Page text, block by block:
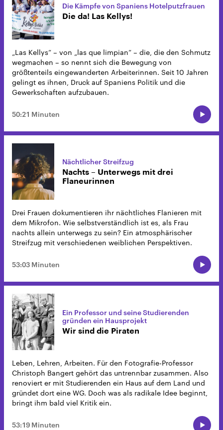
Die Kämpfe von Spaniens Hotelputzfrauen
Die da! Las Kellys!
„Las Kellys“ – von „las que limpian“ – die, die den Schmutz
wegmachen – so nennt sich die Bewegung von
größtenteils eingewanderten Arbeiterinnen. Seit 10 Jahren
gelingt es ihnen, Druck auf Spaniens Politik und die
Gewerkschaften aufzubauen.
50:21 Minuten
Nächtlicher Streifzug
Nachts – Unterwegs mit drei
Flaneurinnen
Drei Frauen dokumentieren ihr nächtliches Flanieren mit
dem Mikrofon. Wie selbstverständlich ist es, als Frau
nachts allein unterwegs zu sein? Ein atmosphärischer
Streifzug mit verschiedenen weiblichen Perspektiven.
53:03 Minuten
Ein Professor und seine Studierenden
gründen ein Hausprojekt
Wir sind die Piraten
Leben, Lehren, Arbeiten. Für den Fotografie-Professor
Christoph Bangert gehört das untrennbar zusammen. Also
renoviert er mit Studierenden ein Haus auf dem Land und
gründet dort eine WG. Doch was als radikale Idee beginnt,
bringt ihm bald viel Kritik ein.
53:19 Minuten